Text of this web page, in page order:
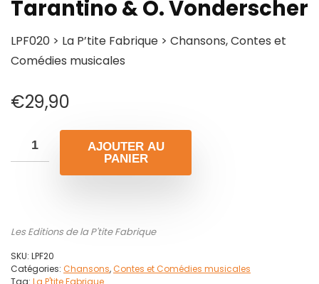
Tarantino & O. Vonderscher
LPF020 > La P’tite Fabrique > Chansons, Contes et
Comédies musicales
€29,90
AJOUTER AU
PANIER
Les Editions de la P'tite Fabrique
SKU: LPF20
Catégories: Chansons,Contes et Comédies musicales
Tag: La P'tite Fabrique